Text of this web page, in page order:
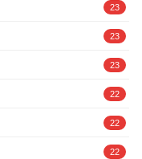
23
23
23
22
22
22